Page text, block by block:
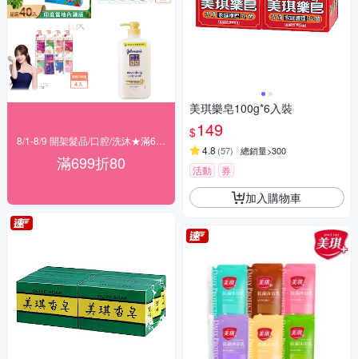
滿699折80
美琪樂皂100g*6入裝
$149
4.8 (57) 總銷量>300
活動 券
加入購物車